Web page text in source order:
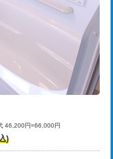
33,000円
8,800円
22,000円
33,000円
46,200円=66,000円
)